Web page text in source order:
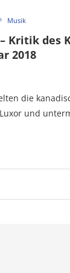
Musik
Kritik des
2018
die
und